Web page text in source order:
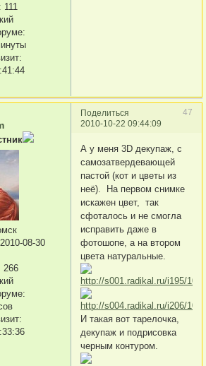
111
Поделиться
47
2010-10-22 09:44:09
08-30
266
А у меня 3D декупаж, с
самозатвердевающей
пастой (кот и цветы из
неё). На первом снимке
искажен цвет, так
сфоталось и не смогла
исправить даже в
фотошопе, а на втором
цвета натуральные.
И такая вот тарелочка,
декупаж и подрисовка
черным контуром.